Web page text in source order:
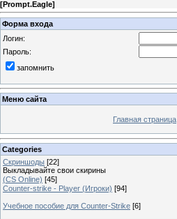
[Prompt.Eagle]
Форма входа
Логин:
Пароль:
запомнить
Меню сайта
Главная страница
Categories
Скриншоды [22]
Выкладывайте свои скирины
(CS Online) [45]
Counter-strike - Player (Игроки) [94]
Учебное пособие для Counter-Strike [6]